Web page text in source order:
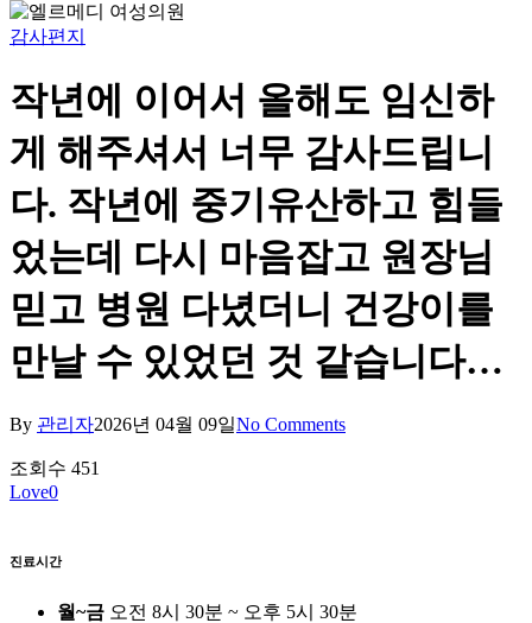
감사편지
작년에 이어서 올해도 임신하
게 해주셔서 너무 감사드립니
다. 작년에 중기유산하고 힘들
었는데 다시 마음잡고 원장님
믿고 병원 다녔더니 건강이를
만날 수 있었던 것 같습니다…
By 관리자2026년 04월 09일No Comments
조회수 451
Love0
진료시간
월~금 오전 8시 30분 ~ 오후 5시 30분